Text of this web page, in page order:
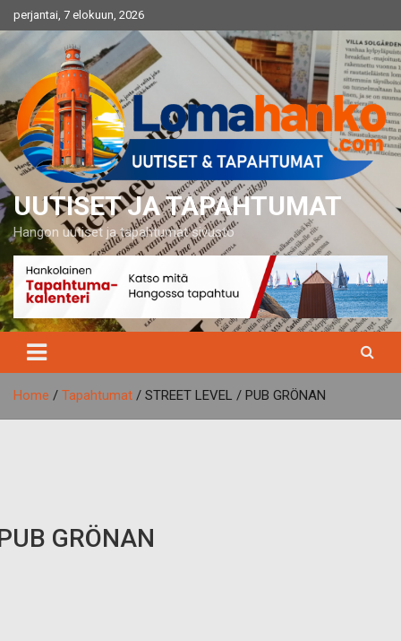
to
content
perjantai, 7 elokuun, 2026
UUTISET JA TAPAHTUMAT
Hangon uutiset ja tapahtumat sivusto
Home Tapahtumat STREET LEVEL / PUB GRÖNAN
GRÖNAN